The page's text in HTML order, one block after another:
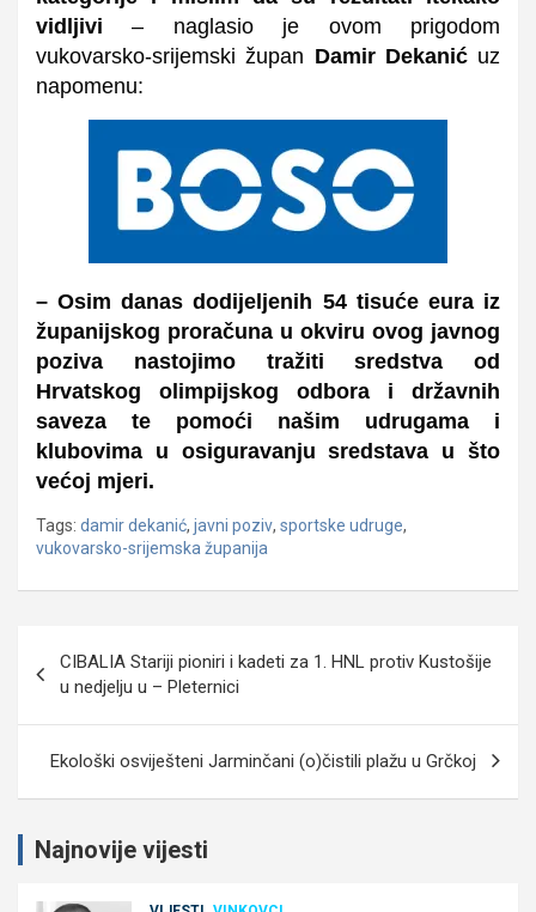
vidljivi – naglasio je ovom prigodom
vukovarsko-srijemski župan Damir Dekanićuz
napomenu:
– Osim danas dodijeljenih 54 tisuće eura iz
županijskog proračuna u okviru ovog javnog
poziva nastojimo tražiti sredstva od
Hrvatskog olimpijskog odbora i državnih
saveza te pomoći našim udrugama i
klubovima u osiguravanju sredstava u što
većoj mjeri.
Tags: damir dekanić, javni poziv, sportske udruge,
vukovarsko-srijemska županija
objava
CIBALIA Stariji pioniri i kadeti za 1. HNL protiv Kustošije
u nedjelju u – Pleternici
Ekološki osviješteni Jarminčani (o)čistili plažu u Grčkoj
Najnovije vijesti